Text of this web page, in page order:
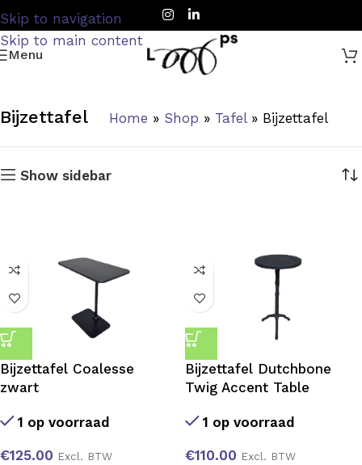
Skip to navigation
Skip to main content
Menu
Bijzettafel Home » Shop » Tafel» Bijzettafel
Show sidebar
Bijzettafel Coalesse
zwart
1 op voorraad
€125.00 Excl. BTW
Bijzettafel Dutchbone
Twig Accent Table
1 op voorraad
€110.00 Excl. BTW